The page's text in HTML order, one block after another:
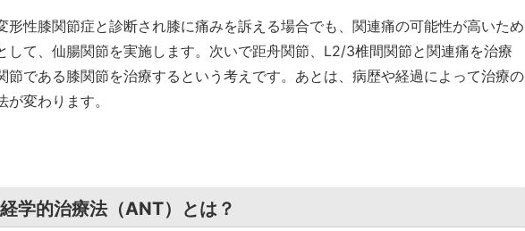
形性膝関節症と診断され膝に痛みを訴える場合でも、関連痛の可能性が高いため
して、仙腸関節を実施します。次いで距舟関節、L2/3椎間関節と関連痛を治療
節である膝関節を治療するという考えです。あとは、病歴や経過によって治療の
が変わります。
学的治療法（ANT）とは？